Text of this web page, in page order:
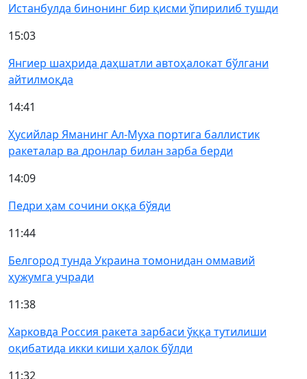
Истанбулда бинонинг бир қисми ўпирилиб тушди
15:03
Янгиер шаҳрида даҳшатли автоҳалокат бўлгани
айтилмоқда
14:41
Ҳусийлар Яманинг Ал-Муха портига баллистик
ракеталар ва дронлар билан зарба берди
14:09
Педри ҳам сочини оққа бўяди
11:44
Белгород тунда Украина томонидан оммавий
ҳужумга учради
11:38
Харковда Россия ракета зарбаси ўққа тутилиши
оқибатида икки киши ҳалок бўлди
11:32